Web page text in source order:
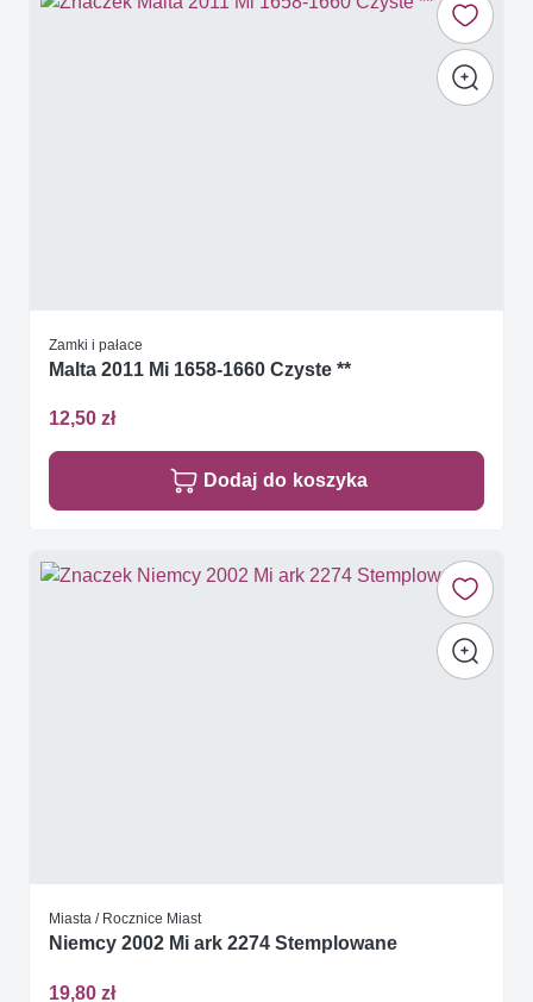
Zamki i pałace
Malta 2011 Mi 1658-1660 Czyste **
12,50 zł
Dodaj do koszyka
Miasta / Rocznice Miast
Niemcy 2002 Mi ark 2274 Stemplowane
19,80 zł